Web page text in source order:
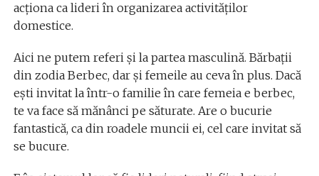
acționa ca lideri în organizarea activităților
domestice.
Aici ne putem referi și la partea masculină. Bărbații
din zodia Berbec, dar și femeile au ceva în plus. Dacă
ești invitat la într-o familie în care femeia e berbec,
te va face să mănânci pe săturate. Are o bucurie
fantastică, ca din roadele muncii ei, cel care invitat să
se bucure.